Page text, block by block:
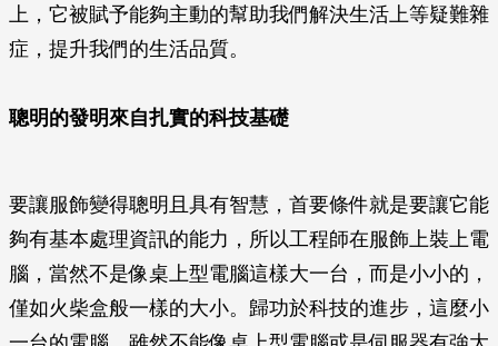
上，它被賦予能夠主動的幫助我們解決生活上等疑難雜
症，提升我們的生活品質。
聰明的發明來自扎實的科技基礎
要讓服飾變得聰明且具有智慧，首要條件就是要讓它能
夠有基本處理資訊的能力，所以工程師在服飾上裝上電
腦，當然不是像桌上型電腦這樣大一台，而是小小的，
僅如火柴盒般一樣的大小。歸功於科技的進步，這麼小